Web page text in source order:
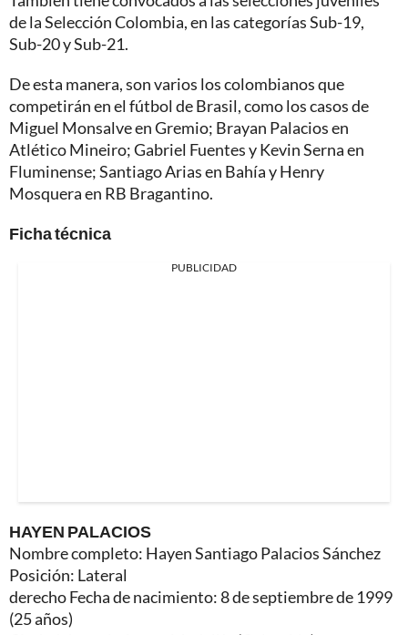
de la Selección Colombia, en las categorías Sub-19,
Sub-20 y Sub-21.
De esta manera, son varios los colombianos que
competirán en el fútbol de Brasil, como los casos de
Miguel Monsalve en Gremio; Brayan Palacios en
Atlético Mineiro; Gabriel Fuentes y Kevin Serna en
Fluminense; Santiago Arias en Bahía y Henry
Mosquera en RB Bragantino.
Ficha técnica
PUBLICIDAD
HAYEN PALACIOS
Nombre completo: Hayen Santiago Palacios Sánchez
Posición: Lateral
derecho Fecha de nacimiento: 8 de septiembre de 1999
(25 años)